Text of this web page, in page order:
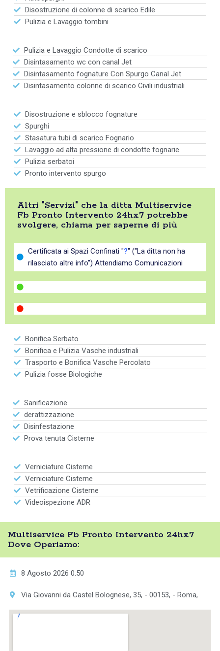
Disostruzione di colonne di scarico Edile
Pulizia e Lavaggio tombini
Pulizia e Lavaggio Condotte di scarico
Disintasamento wc con canal Jet
Disintasamento fognature Con Spurgo Canal Jet
Disintasamento colonne di scarico Civili industriali
Disostruzione e sblocco fognature
Spurghi
Stasatura tubi di scarico Fognario
Lavaggio ad alta pressione di condotte fognarie
Pulizia serbatoi
Pronto intervento spurgo
Altri "Servizi" che la ditta Multiservice
Fb Pronto Intervento 24hx7 potrebbe
svolgere, chiama per saperne di più
Certificata ai Spazi Confinati "?" ("La ditta non ha
rilasciato altre info") Attendiamo Comunicazioni
Bonifica Serbato
Bonifica e Pulizia Vasche industriali
Trasporto e Bonifica Vasche Percolato
Pulizia fosse Biologiche
Sanificazione
derattizzazione
Disinfestazione
Prova tenuta Cisterne
Verniciature Cisterne
Verniciature Cisterne
Vetrificazione Cisterne
Videoispezione ADR
Multiservice Fb Pronto Intervento 24hx7
Dove Operiamo:
8 Agosto 2026 0:50
Via Giovanni da Castel Bolognese, 35, - 00153, - Roma,